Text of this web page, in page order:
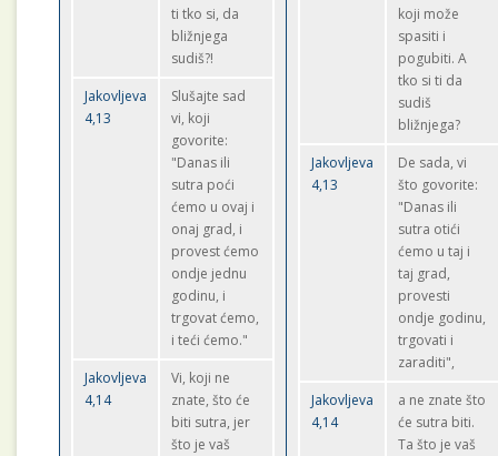
ti tko si, da
bližnjega
sudiš?!
Jakovljeva
4,13
Slušajte sad
vi, koji
govorite:
"Danas ili
sutra poći
ćemo u ovaj i
onaj grad, i
provest ćemo
ondje jednu
godinu, i
trgovat ćemo,
i teći ćemo."
Jakovljeva
4,14
Vi, koji ne
znate, što će
biti sutra, jer
što je vaš
koji može
spasiti i
pogubiti. A
tko si ti da
sudiš
bližnjega?
Jakovljeva
4,13
De sada, vi
što govorite:
"Danas ili
sutra otići
ćemo u taj i
taj grad,
provesti
ondje godinu,
trgovati i
zaraditi",
Jakovljeva
4,14
a ne znate što
će sutra biti.
Ta što je vaš